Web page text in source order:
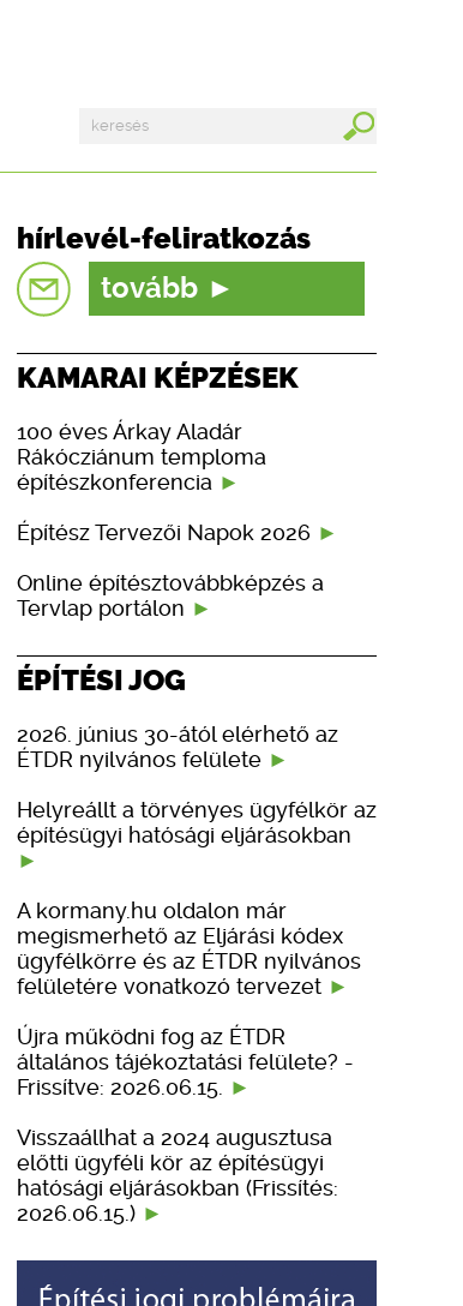
hírlevél-feliratkozás
tovább
KAMARAI KÉPZÉSEK
100 éves Árkay Aladár
Rákócziánum temploma
építészkonferencia
Építész Tervezői Napok 2026
Online építésztovábbképzés a
Tervlap portálon
ÉPÍTÉSI JOG
2026. június 30-ától elérhető az
ÉTDR nyilvános felülete
Helyreállt a törvényes ügyfélkör az
építésügyi hatósági eljárásokban
A kormany.hu oldalon már
megismerhető az Eljárási kódex
ügyfélkörre és az ÉTDR nyilvános
felületére vonatkozó tervezet
Újra működni fog az ÉTDR
általános tájékoztatási felülete? -
Frissítve: 2026.06.15.
Visszaállhat a 2024 augusztusa
előtti ügyféli kör az építésügyi
hatósági eljárásokban (Frissítés:
2026.06.15.)